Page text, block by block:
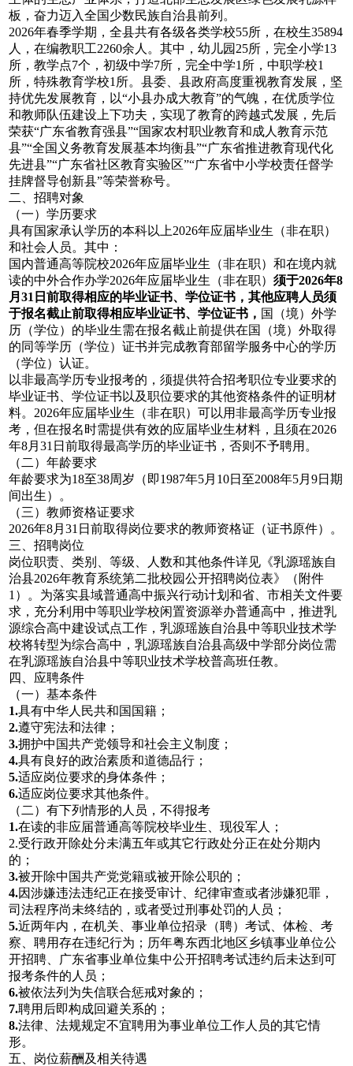
板，奋力迈入全国少数民族自治县前列。
2026年春季学期，全县共有各级各类学校55所，在校生35894
人，在编教职工2260余人。其中，幼儿园25所，完全小学13
所，教学点7个，初级中学7所，完全中学1所，中职学校1
所，特殊教育学校1所。县委、县政府高度重视教育发展，坚
持优先发展教育，以“小县办成大教育”的气魄，在优质学位
和教师队伍建设上下功夫，实现了教育的跨越式发展，先后
荣获“广东省教育强县”“国家农村职业教育和成人教育示范
县”“全国义务教育发展基本均衡县”“广东省推进教育现代化
先进县”“广东省社区教育实验区”“广东省中小学校责任督学
挂牌督导创新县”等荣誉称号。
二、招聘对象
（一）学历要求
具有国家承认学历的本科以上2026年应届毕业生（非在职）
和社会人员。其中：
国内普通高等院校2026年应届毕业生（非在职）和在境内就
读的中外合作办学2026年应届毕业生（非在职） 须于2026年8
月31日前取得相应的毕业证书、学位证书，其他应聘人员须
于报名截止前取得相应毕业证书、学位证书， 国（境）外学
历（学位）的毕业生需在报名截止前提供在国（境）外取得
的同等学历（学位）证书并完成教育部留学服务中心的学历
（学位）认证。
以非最高学历专业报考的，须提供符合招考职位专业要求的
毕业证书、学位证书以及职位要求的其他资格条件的证明材
料。2026年应届毕业生（非在职）可以用非最高学历专业报
考，但在报名时需提供有效的应届毕业生材料，且须在2026
年8月31日前取得最高学历的毕业证书，否则不予聘用。
（二）年龄要求
年龄要求为18至38周岁（即1987年5月10日至2008年5月9日期
间出生）。
（三）教师资格证要求
2026年8月31日前取得岗位要求的教师资格证（证书原件）。
三、招聘岗位
岗位职责、类别、等级、人数和其他条件详见《乳源瑶族自
治县2026年教育系统第二批校园公开招聘岗位表》（附件
1）。为落实县域普通高中振兴行动计划和省、市相关文件要
求，充分利用中等职业学校闲置资源举办普通高中，推进乳
源综合高中建设试点工作，乳源瑶族自治县中等职业技术学
校将转型为综合高中，乳源瑶族自治县高级中学部分岗位需
在乳源瑶族自治县中等职业技术学校普高班任教。
四、应聘条件
（一）基本条件
1.具有中华人民共和国国籍；
2.遵守宪法和法律；
3.拥护中国共产党领导和社会主义制度；
4.具有良好的政治素质和道德品行；
5.适应岗位要求的身体条件；
6.适应岗位要求其他条件。
（二）有下列情形的人员，不得报考
1.在读的非应届普通高等院校毕业生、现役军人；
2.受行政开除处分未满五年或其它行政处分正在处分期内
的；
3.被开除中国共产党党籍或被开除公职的；
4.因涉嫌违法违纪正在接受审计、纪律审查或者涉嫌犯罪，
司法程序尚未终结的，或者受过刑事处罚的人员；
5.近两年内，在机关、事业单位招录（聘）考试、体检、考
察、聘用存在违纪行为；历年粤东西北地区乡镇事业单位公
开招聘、广东省事业单位集中公开招聘考试违约后未达到可
报考条件的人员；
6.被依法列为失信联合惩戒对象的；
7.聘用后即构成回避关系的；
8.法律、法规规定不宜聘用为事业单位工作人员的其它情
形。
五、岗位薪酬及相关待遇